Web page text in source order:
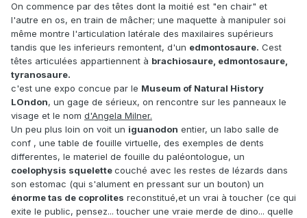
On commence par des têtes dont la moitié est "en chair" et
l'autre en os, en train de mâcher; une maquette à manipuler soi
même montre l'articulation latérale des maxilaires supérieurs
tandis que les inferieurs remontent, d'un edmontosaure. Cest
têtes articulées appartiennent à brachiosaure, edmontosaure,
tyranosaure.
c'est une expo concue par le Museum of Natural History
LOndon, un gage de sérieux, on rencontre sur les panneaux le
visage et le nom d'Angela Milner.
Un peu plus loin on voit un iguanodon entier, un labo salle de
conf , une table de fouille virtuelle, des exemples de dents
differentes, le materiel de fouille du paléontologue, un
coelophysis squelettecouché avec les restes de lézards dans
son estomac (qui s'alument en pressant sur un bouton) un
énorme tas de coprolites reconstitué,et un vrai à toucher (ce qui
exite le public, pensez... toucher une vraie merde de dino... quelle